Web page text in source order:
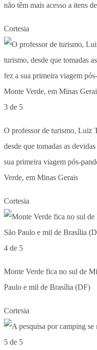
não têm mais acesso a itens
Cortesia
3 de 5
O professor de turismo, Luiz
desde que tomadas as
sua primeira viagem pós-
Verde, em Minas Gerais
Cortesia
4 de 5
Monte Verde fica no sul de
Paulo e mil de Brasília (DF)
Cortesia
5 de 5